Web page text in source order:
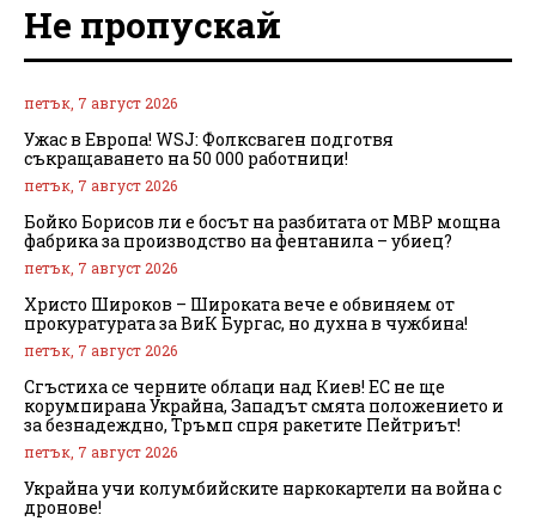
Не пропускай
петък, 7 август 2026
Ужас в Европа! WSJ: Фолксваген подготвя
съкращаването на 50 000 работници!
петък, 7 август 2026
Бойко Борисов ли е босът на разбитата от МВР мощна
фабрика за производство на фентанила – убиец?
петък, 7 август 2026
Христо Широков – Широката вече е обвиняем от
прокуратурата за ВиК Бургас, но духна в чужбина!
петък, 7 август 2026
Сгъстиха се черните облаци над Киев! ЕС не ще
корумпирана Украйна, Западът смята положението и
за безнадеждно, Тръмп спря ракетите Пейтриът!
петък, 7 август 2026
Украйна учи колумбийските наркокартели на война с
дронове!